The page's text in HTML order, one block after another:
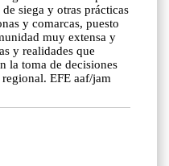
siega y otras prácticas
y comarcas, puesto
muy extensa y
y realidades que
la toma de decisiones
EFE aaf/jam